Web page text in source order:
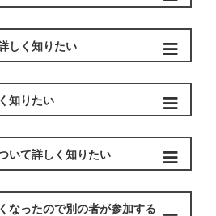
しく知りたい
知りたい
いて詳しく知りたい
なったので別の者が参加する